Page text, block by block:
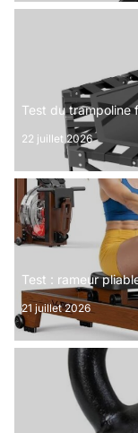
Test du trampoline
22 juillet 2026
Test : rameur
21 juillet 2026